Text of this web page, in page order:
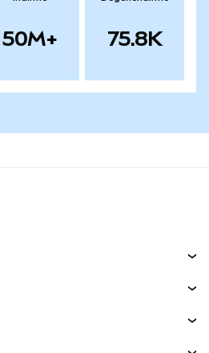
50M+ 75.8K